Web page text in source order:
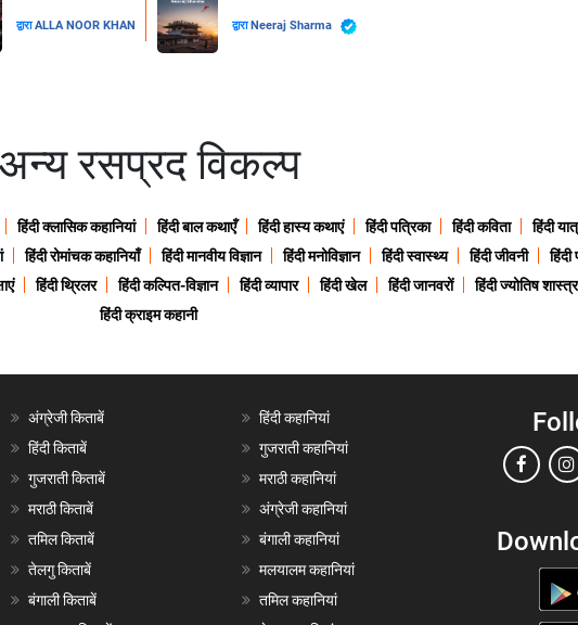
द्वाराALLA NOOR KHAN द्वारा Neeraj Sharma
अन्य रसप्रद विकल्प
हिंदी क्लासिक कहानियां हिंदी बाल कथाएँ हिंदी हास्य कथाएं हिंदी पत्रिका हिंदी कविता हिंदी
हिंदी रोमांचक कहानियाँ हिंदी मानवीय विज्ञान हिंदी मनोविज्ञान हिंदी स्वास्थ्य हिंदी जीवनी हिंदी
हिंदी थ्रिलर हिंदी कल्पित-विज्ञान हिंदी व्यापार हिंदी खेल हिंदी जानवरों हिंदी ज्योतिष शास्त्र
हिंदी क्राइम कहानी
अंग्रेजी किताबें
हिंदी किताबें
गुजराती किताबें
मराठी किताबें
तमिल किताबें
तेलगु किताबें
बंगाली किताबें
हिंदी कहानियां
गुजराती कहानियां
मराठी कहानियां
अंग्रेजी कहानियां
बंगाली कहानियां
मलयालम कहानियां
तमिल कहानियां